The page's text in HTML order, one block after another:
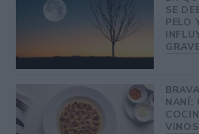
SE
PELO
NANÍ: